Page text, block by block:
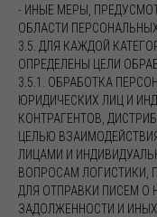
- ИНЫЕ МЕРЫ,
ОБЛАСТИ
3.5. ДЛЯ КАЖДОЙ
ОПРЕДЕЛЕНЫ ЦЕЛИ
3.5.1. ОБРАБОТКА
ЮРИДИЧЕСКИХ ЛИЦ И
КОНТРАГЕНТОВ,
ЦЕЛЬЮ
ЛИЦАМИ И
ВОПРОСАМ ЛОГИСТИКИ,
ДЛЯ ОТПРАВКИ ПИСЕМ О
ЗАДОЛЖЕННОСТИ И